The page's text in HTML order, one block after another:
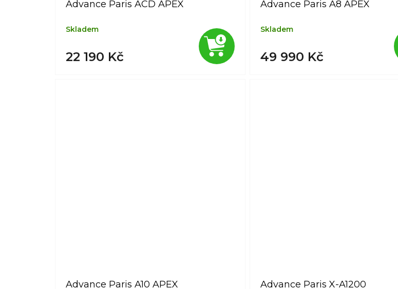
Advance Paris ACD APEX
Skladem
22 190 Kč
Advance Paris A8 APEX
Skladem
49 990 Kč
Advance Paris A10 APEX Advance Paris X-A1200